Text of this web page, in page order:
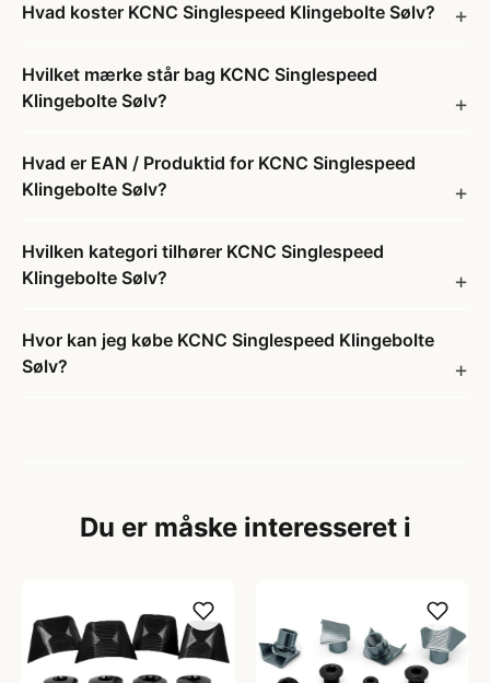
Hvad koster KCNC Singlespeed Klingebolte Sølv?
Hvilket mærke står bag KCNC Singlespeed
Klingebolte Sølv?
Hvad er EAN / Produktid for KCNC Singlespeed
Klingebolte Sølv?
Hvilken kategori tilhører KCNC Singlespeed
Klingebolte Sølv?
Hvor kan jeg købe KCNC Singlespeed Klingebolte
Sølv?
Du er måske interesseret i